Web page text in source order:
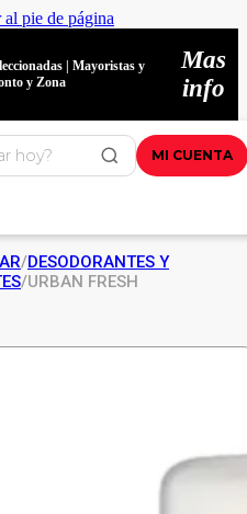
al pie de página
| Mayoristas y
y Zona
Mas
info
MI CUENTA
/DESODORANTES Y
/URBAN FRESH